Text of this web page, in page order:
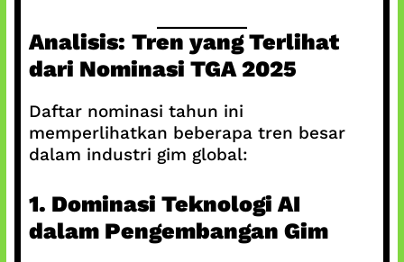
Analisis: Tren yang Terlihat
dari Nominasi TGA 2025
Daftar nominasi tahun ini
memperlihatkan beberapa tren besar
dalam industri gim global:
1. Dominasi Teknologi AI
dalam Pengembangan Gim